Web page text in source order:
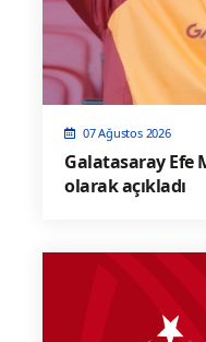
07 Ağustos 2026
Galatasaray Efe
olarak açıkladı